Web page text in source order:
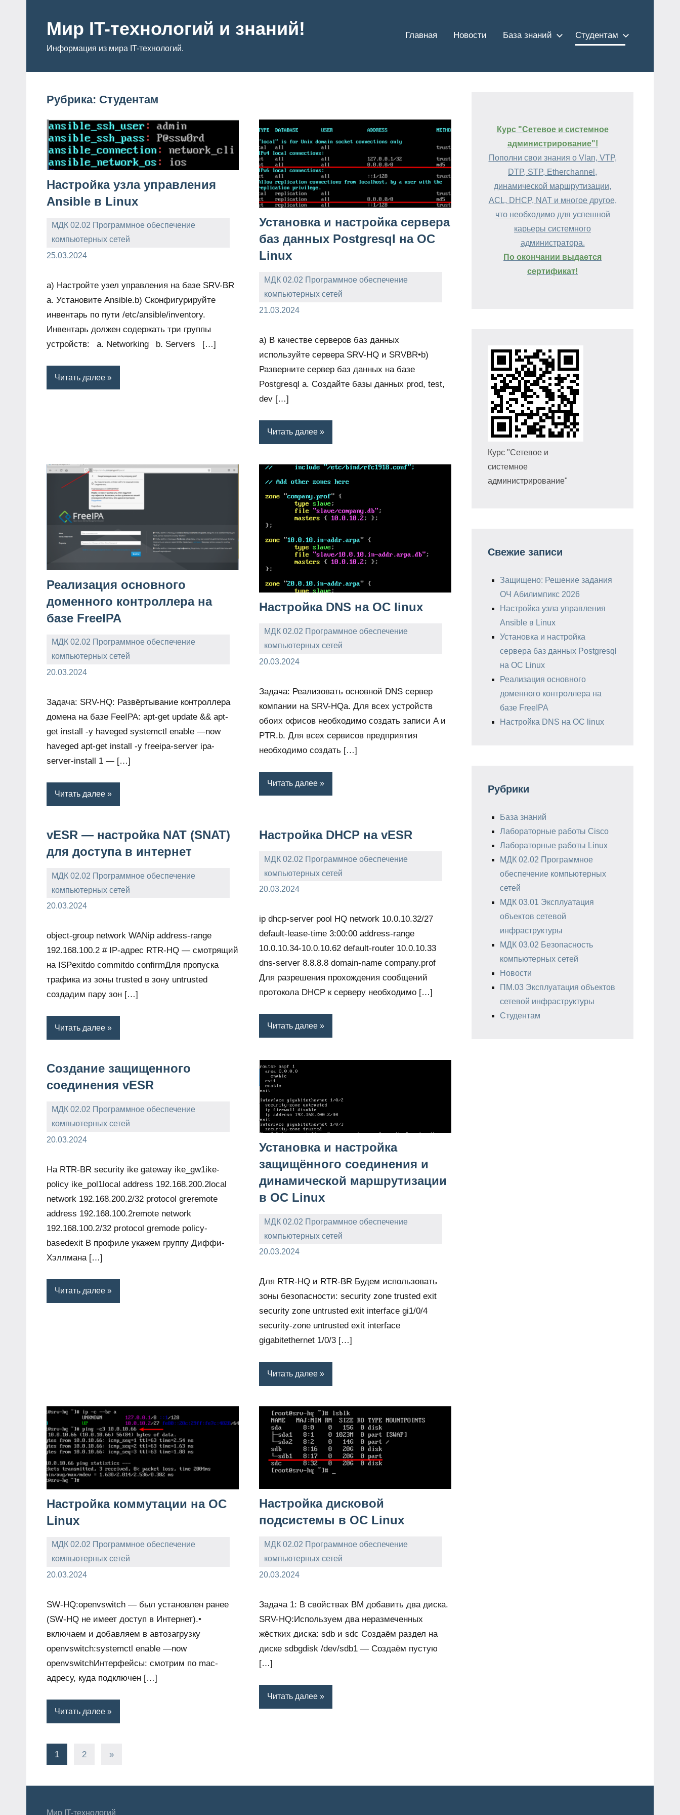
содержимому
Мир IT-технологий и знаний!
Информация из мира IT-технологий.
Главная Новости База знаний Студентам
Рубрика: Студентам
Настройка узла управления
Ansible в Linux
МДК 02.02 Программное обеспечение
компьютерных сетей
25.03.2024
a) Настройте узел управления на базе SRV-BR
a. Установите Ansible.b) Сконфигурируйте
инвентарь по пути /etc/ansible/inventory.
Инвентарь должен содержать три группы
устройств: a. Networking b. Servers […]
Читать далее
Установка и настройка сервера
баз данных Postgresql на ОС
Linux
МДК 02.02 Программное обеспечение
компьютерных сетей
21.03.2024
a) В качестве серверов баз данных
используйте сервера SRV-HQ и SRVBR•b)
Разверните сервер баз данных на базе
Postgresql a. Создайте базы данных prod, test,
dev […]
Читать далее
Реализация основного
доменного контроллера на
базе FreeIPA
МДК 02.02 Программное обеспечение
компьютерных сетей
20.03.2024
Задача: SRV-HQ: Развёртывание контроллера
домена на базе FeeIPA: apt-get update && apt-
get install -y haveged systemctl enable —now
haveged apt-get install -y freeipa-server ipa-
server-install 1 — […]
Читать далее
Настройка DNS на ОС linux
МДК 02.02 Программное обеспечение
компьютерных сетей
20.03.2024
Задача: Реализовать основной DNS сервер
компании на SRV-HQa. Для всех устройств
обоих офисов необходимо создать записи A и
PTR.b. Для всех сервисов предприятия
необходимо создать […]
Читать далее
vESR — настройка NAT (SNAT)
для доступа в интернет
МДК 02.02 Программное обеспечение
компьютерных сетей
20.03.2024
object-group network WANip address-range
192.168.100.2 # IP-адрес RTR-HQ — смотрящий
на ISPexitdo commitdo confirmДля пропуска
трафика из зоны trusted в зону untrusted
создадим пару зон […]
Читать далее
Настройка DHCP на vESR
МДК 02.02 Программное обеспечение
компьютерных сетей
20.03.2024
ip dhcp-server pool HQ network 10.0.10.32/27
default-lease-time 3:00:00 address-range
10.0.10.34-10.0.10.62 default-router 10.0.10.33
dns-server 8.8.8.8 domain-name company.prof
Для разрешения прохождения сообщений
протокола DHCP к серверу необходимо […]
Читать далее
Создание защищенного
соединения vESR
МДК 02.02 Программное обеспечение
компьютерных сетей
20.03.2024
На RTR-BR security ike gateway ike_gw1ike-
policy ike_pol1local address 192.168.200.2local
network 192.168.200.2/32 protocol greremote
address 192.168.100.2remote network
192.168.100.2/32 protocol gremode policy-
basedexit В профиле укажем группу Диффи-
Хэллмана […]
Читать далее
Установка и настройка
защищённого соединения и
динамической маршрутизации
в ОС Linux
МДК 02.02 Программное обеспечение
компьютерных сетей
20.03.2024
Для RTR-HQ и RTR-BR Будем использовать
зоны безопасности: security zone trusted exit
security zone untrusted exit interface gi1/0/4
security-zone untrusted exit interface
gigabitethernet 1/0/3 […]
Читать далее
Настройка коммутации на ОС
Linux
МДК 02.02 Программное обеспечение
компьютерных сетей
20.03.2024
SW-HQ:openvswitch — был установлен ранее
(SW-HQ не имеет доступ в Интернет).•
включаем и добавляем в автозагрузку
openvswitch:systemctl enable —now
openvswitchИнтерфейсы: смотрим по mac-
адресу, куда подключен […]
Читать далее
Настройка дисковой
подсистемы в ОС Linux
МДК 02.02 Программное обеспечение
компьютерных сетей
20.03.2024
Задача 1: В свойствах ВМ добавить два диска.
SRV-HQ:Используем два неразмеченных
жёстких диска: sdb и sdc Создаём раздел на
диске sdbgdisk /dev/sdb1 — Создаём пустую
[…]
Читать далее
Пагинация
1 2
Следующие
»
Курс "Сетевое и системное
администрирование"!
Пополни свои знания о Vlan, VTP,
DTP, STP, Etherchannel,
динамической маршрутизации,
ACL, DHCP, NAT и многое другое,
что необходимо для успешной
карьеры системного
администратора.
По окончании выдается
сертификат!
Курс "Сетевое и
системное
администрирование"
Свежие записи
Защищено: Решение задания
ОЧ Абилимпикс 2026
Настройка узла управления
Ansible в Linux
Установка и настройка
сервера баз данных Postgresql
на ОС Linux
Реализация основного
доменного контроллера на
базе FreeIPA
Настройка DNS на ОС linux
Рубрики
База знаний
Лабораторные работы Cisco
Лабораторные работы Linux
МДК 02.02 Программное
обеспечение компьютерных
сетей
МДК 03.01 Эксплуатация
объектов сетевой
инфраструктуры
МДК 03.02 Безопасность
компьютерных сетей
Новости
ПМ.03 Эксплуатация объектов
сетевой инфраструктуры
Студентам
Мир IT-технологий